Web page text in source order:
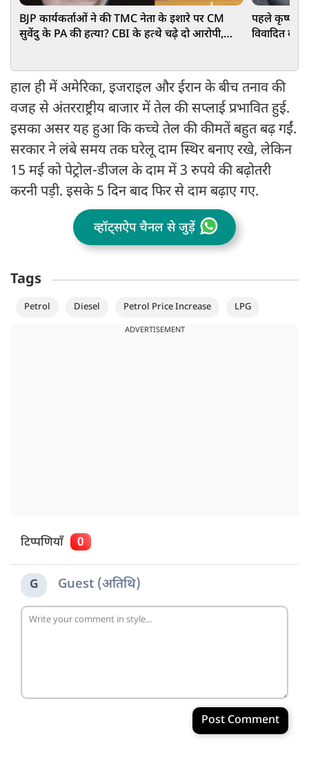
BJP कार्यकर्ताओं ने की TMC नेता के इशारे पर CM
सुवेंदु के PA की हत्या? CBI के हत्थे चढ़े दो आरोपी,
पहले कृष्णजी
विवादित
हाल ही में अमेरिका, इजराइल और ईरान के बीच तनाव की
वजह से अंतरराष्ट्रीय बाजार में तेल की सप्लाई प्रभावित हुई.
इसका असर यह हुआ कि कच्चे तेल की कीमतें बहुत बढ़ गईं.
सरकार ने लंबे समय तक घरेलू दाम स्थिर बनाए रखे, लेकिन
15 मई को पेट्रोल-डीजल के दाम में 3 रुपये की बढ़ोतरी
करनी पड़ी. इसके 5 दिन बाद फिर से दाम बढ़ाए गए.
व्हॉट्सऐप चैनल से जुड़ें
Tags
Petrol Diesel Petrol Price Increase LPG
ADVERTISEMENT
टिप्पणियाँ 0
G Guest (अतिथि)
Post Comment